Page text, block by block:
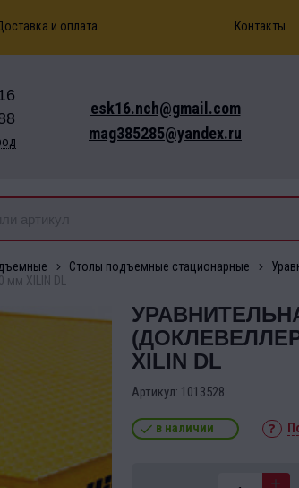
и оплата Контакты
esk16.nch@gmail.com
mag385285@yandex.ru
Столы подъемные стационарные
XILIN DL
XILIN DL
Артикул: 1013528
в наличии